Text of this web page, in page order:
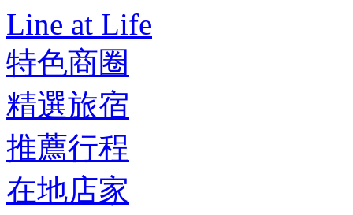
Line at Life
特色商圈
精選旅宿
推薦行程
在地店家